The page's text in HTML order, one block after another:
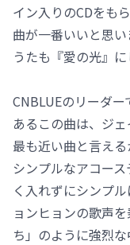
イン入りのCDをも
曲が一番いいと思
うたも『愛の光』に
CNBLUEのリーダ
あるこの曲は、ジ
最も近い曲と言え
シンプルなアコー
く入れずにシンプ
ョンヒョンの歌声
ち」のように強烈